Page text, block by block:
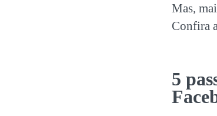
Mas,
Confira
5